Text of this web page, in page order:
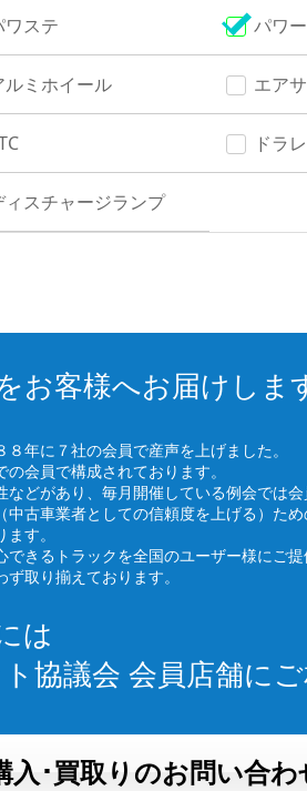
ワステ パワ
ルミホイール エア
ドラ
ィスチャージランプ
お客様へお届けしま
年に７社の会員で産声を上げました。
会員で構成されております。
どがあり、毎月開催している例会では
中古車業者としての信頼度を上げる）た
す。
きるトラックを全国のユーザー様にご提
取り揃えております。
は
協議会 会員店舗にご
入･買取りのお問い合わ